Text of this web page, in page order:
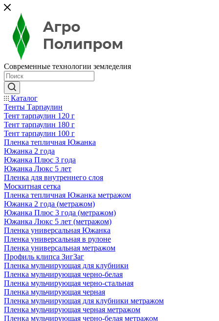
Современные технологии земледелия
Каталог
Тенты Тарпаулин
Тент тарпаулин 120 г
Тент тарпаулин 180 г
Тент тарпаулин 100 г
Пленка тепличная Южанка
Южанка 2 года
Южанка Плюс 3 года
Южанка Люкс 5 лет
Пленка для внутреннего слоя
Москитная сетка
Пленка тепличная Южанка метражом
Южанка 2 года (метражом)
Южанка Плюс 3 года (метражом)
Южанка Люкс 5 лет (метражом)
Пленка универсальная Южанка
Пленка универсальная в рулоне
Пленка универсальная метражом
Профиль клипса ЗигЗаг
Пленка мульчирующая для клубники
Пленка мульчирующая черно-белая
Пленка мульчирующая черно-стальная
Пленка мульчирующая черная
Пленка мульчирующая для клубники метражом
Пленка мульчирующая черная метражом
Пленка мульчирующая черно-белая метражом